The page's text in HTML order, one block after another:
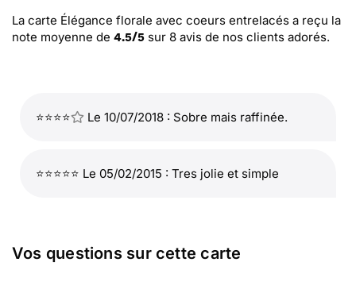
La carte Élégance florale avec coeurs entrelacés a reçu la
note moyenne de 4.5/5 sur 8 avis de nos clients adorés.
⭐⭐⭐⭐ Le 10/07/2018 : Sobre mais raffinée.
⭐⭐⭐⭐⭐ Le 05/02/2015 : Tres jolie et simple
Vos questions sur cette carte